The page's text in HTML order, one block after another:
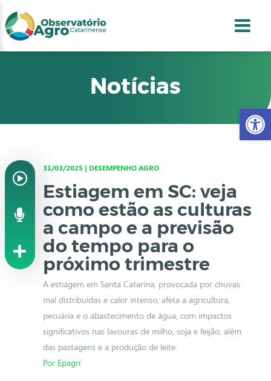
2
3
4
Notícias
31/03/2025 | DESEMPENHO AGRO
Estiagem em SC: veja
como estão as culturas
a campo e a previsão
do tempo para o
próximo trimestre
A estiagem em Santa Catarina, provocada por chuvas
mal distribuídas e calor intenso, afeta a agricultura,
pecuária e o abastecimento de água, com impactos
significativos nas lavouras de milho, soja e feijão, além
das pastagens e a produção de leite.
Por Epagri